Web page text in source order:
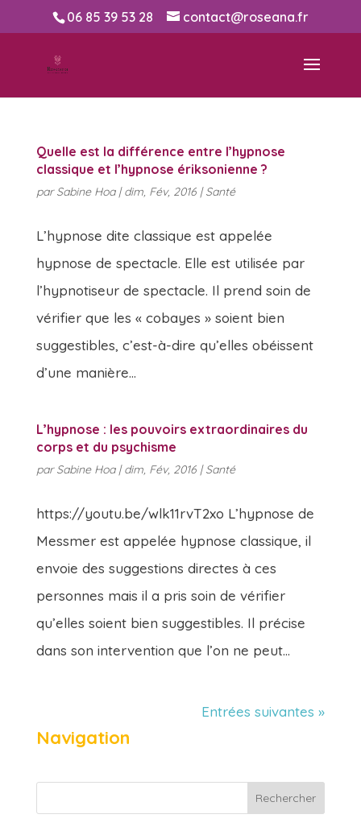
06 85 39 53 28 contact@roseana.fr
Quelle est la différence entre l’hypnose
classique et l’hypnose ériksonienne ?
parSabine Hoa|dim, Fév, 2016|Santé
L’hypnose dite classique est appelée
hypnose de spectacle. Elle est utilisée par
l’hypnotiseur de spectacle. Il prend soin de
vérifier que les « cobayes » soient bien
suggestibles, c’est-à-dire qu’elles obéissent
d’une manière...
L’hypnose : les pouvoirs extraordinaires du
corps et du psychisme
parSabine Hoa|dim, Fév, 2016|Santé
https://youtu.be/wlk11rvT2xo L’hypnose de
Messmer est appelée hypnose classique, il
envoie des suggestions directes à ces
personnes mais il a pris soin de vérifier
qu’elles soient bien suggestibles. Il précise
dans son intervention que l’on ne peut...
Entrées suivantes »
Navigation
Rechercher